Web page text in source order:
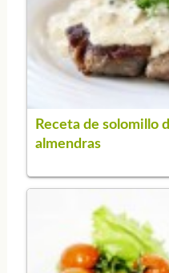
Receta de solomillo
almendras